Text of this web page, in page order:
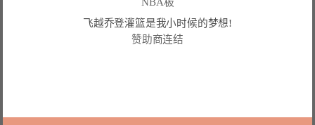
飞越乔登灌篮是我小时候的梦想!
赞助商连结